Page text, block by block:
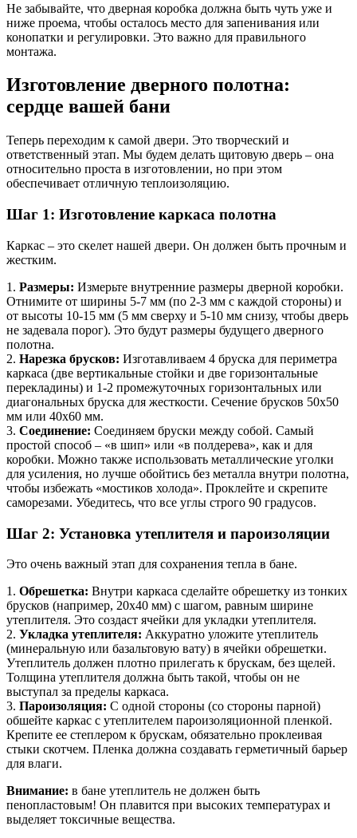
Не забывайте, что дверная коробка должна быть чуть уже и
ниже проема, чтобы осталось место для запенивания или
конопатки и регулировки. Это важно для правильного
монтажа.
Изготовление дверного полотна:
сердце вашей бани
Теперь переходим к самой двери. Это творческий и
ответственный этап. Мы будем делать щитовую дверь – она
относительно проста в изготовлении, но при этом
обеспечивает отличную теплоизоляцию.
Шаг 1: Изготовление каркаса полотна
Каркас – это скелет нашей двери. Он должен быть прочным и
жестким.
1. Размеры: Измерьте внутренние размеры дверной коробки.
Отнимите от ширины 5-7 мм (по 2-3 мм с каждой стороны) и
от высоты 10-15 мм (5 мм сверху и 5-10 мм снизу, чтобы дверь
не задевала порог). Это будут размеры будущего дверного
полотна.
2. Нарезка брусков: Изготавливаем 4 бруска для периметра
каркаса (две вертикальные стойки и две горизонтальные
перекладины) и 1-2 промежуточных горизонтальных или
диагональных бруска для жесткости. Сечение брусков 50х50
мм или 40х60 мм.
3. Соединение: Соединяем бруски между собой. Самый
простой способ – «в шип» или «в полдерева», как и для
коробки. Можно также использовать металлические уголки
для усиления, но лучше обойтись без металла внутри полотна,
чтобы избежать «мостиков холода». Проклейте и скрепите
саморезами. Убедитесь, что все углы строго 90 градусов.
Шаг 2: Установка утеплителя и пароизоляции
Это очень важный этап для сохранения тепла в бане.
1. Обрешетка: Внутри каркаса сделайте обрешетку из тонких
брусков (например, 20х40 мм) с шагом, равным ширине
утеплителя. Это создаст ячейки для укладки утеплителя.
2. Укладка утеплителя: Аккуратно уложите утеплитель
(минеральную или базальтовую вату) в ячейки обрешетки.
Утеплитель должен плотно прилегать к брускам, без щелей.
Толщина утеплителя должна быть такой, чтобы он не
выступал за пределы каркаса.
3. Пароизоляция: С одной стороны (со стороны парной)
обшейте каркас с утеплителем пароизоляционной пленкой.
Крепите ее степлером к брускам, обязательно проклеивая
стыки скотчем. Пленка должна создавать герметичный барьер
для влаги.
Внимание: в бане утеплитель не должен быть
пенопластовым! Он плавится при высоких температурах и
выделяет токсичные вещества.